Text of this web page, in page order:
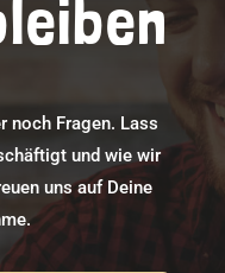
noch Fragen. Lass
und wie wir
uns auf Deine